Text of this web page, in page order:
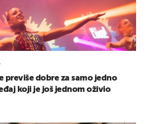
previše dobre za samo jedno
koji je još jednom oživio